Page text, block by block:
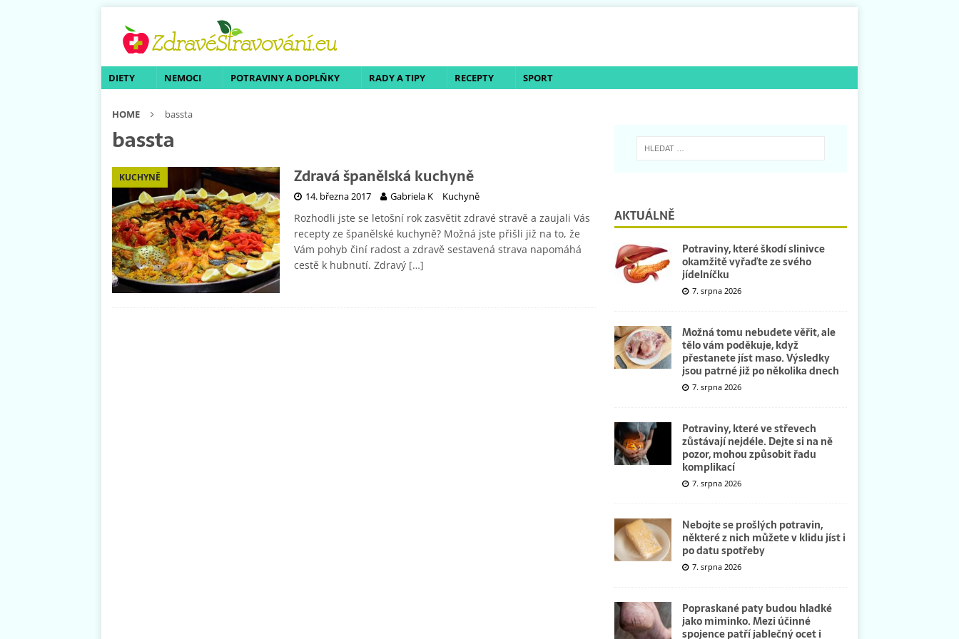
DIETY NEMOCI POTRAVINY A DOPLŇKY RADY A TIPY RECEPTY SPORT
HOME bassta
bassta
KUCHYNĚ Zdravá španělská kuchyně
14. března 2017 Gabriela K Kuchyně
Rozhodli jste se letošní rok zasvětit zdravé stravě a zaujali Vás
recepty ze španělské kuchyně? Možná jste přišli již na to, že
Vám pohyb činí radost a zdravě sestavená strava napomáhá
cestě k hubnutí. Zdravý […]
AKTUÁLNĚ
Potraviny, které škodí slinivce
okamžitě vyřaďte ze svého
jídelníčku
7. srpna 2026
Možná tomu nebudete věřit, ale
tělo vám poděkuje, když
přestanete jíst maso. Výsledky
jsou patrné již po několika dnech
7. srpna 2026
Potraviny, které ve střevech
zůstávají nejdéle. Dejte si na ně
pozor, mohou způsobit řadu
komplikací
7. srpna 2026
Nebojte se prošlých potravin,
některé z nich můžete v klidu jíst i
po datu spotřeby
7. srpna 2026
Popraskané paty budou hladké
jako miminko. Mezi účinné
spojence patří jablečný ocet i